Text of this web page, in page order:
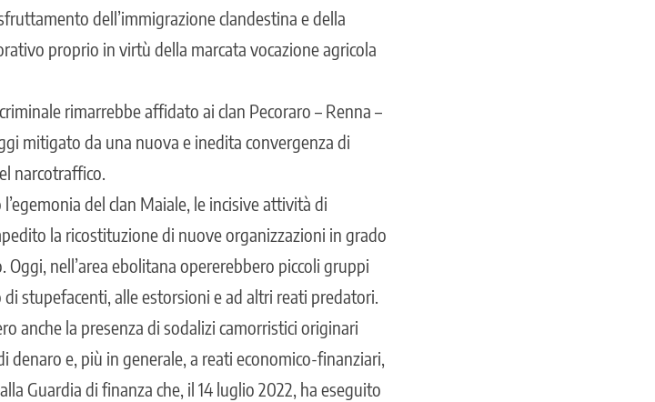
dell’immigrazione clandestina e della
proprio in virtù della marcata vocazione agricola
rimarrebbe affidato ai clan Pecoraro – Renna –
mitigato da una nuova e inedita convergenza di
narcotraffico.
del clan Maiale, le incisive attività di
la ricostituzione di nuove organizzazioni in grado
nell’area ebolitana opererebbero piccoli gruppi
stupefacenti, alle estorsioni e ad altri reati predatori.
anche la presenza di sodalizi camorristici originari
denaro e, più in generale, a reati economico-finanziari,
Guardia di finanza che, il 14 luglio 2022, ha eseguito